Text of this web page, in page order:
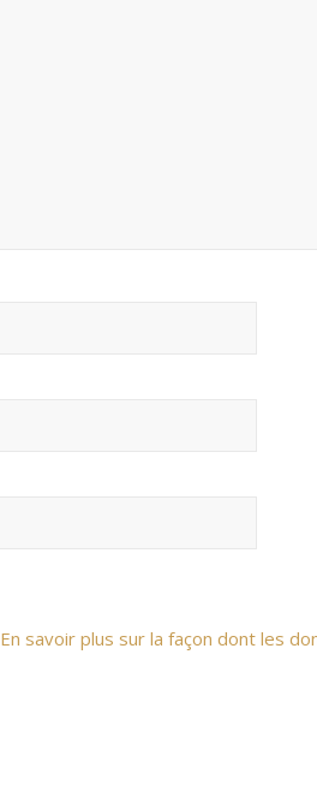
En savoir plus sur la façon dont les